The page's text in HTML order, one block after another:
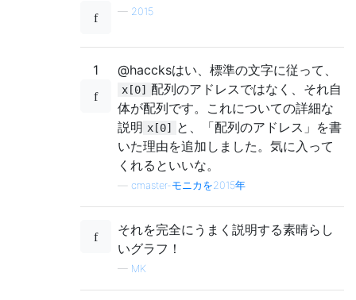
— 2015
1 @haccksはい、標準の文字に従って、
x[0] 配列のアドレスではなく、それ自
体が配列です。これについての詳細な
説明 x[0] と、「配列のアドレス」を書
いた理由を追加しました。気に入って
くれるといいな。
cmaster-モニカを2015年
それを完全にうまく説明する素晴らし
いグラフ！
— MK